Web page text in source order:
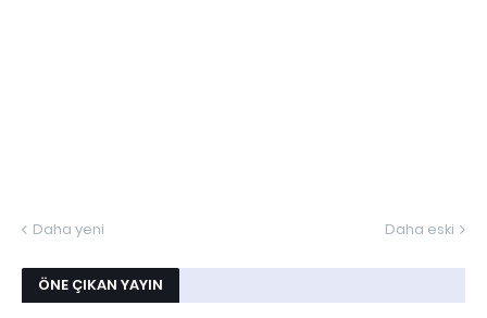
Daha yeni Daha eski
ÖNE ÇIKAN YAYIN